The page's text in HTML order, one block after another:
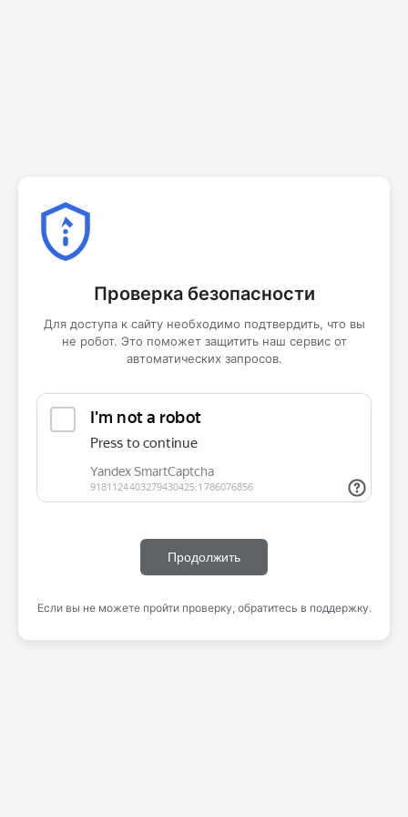
Проверка безопасности
Для доступа к сайту необходимо подтвердить, что вы
не робот. Это поможет защитить наш сервис от
автоматических запросов.
Продолжить
Если вы не можете пройти проверку, обратитесь в поддержку.